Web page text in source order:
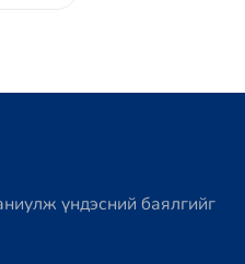
үндэсний баялгийг